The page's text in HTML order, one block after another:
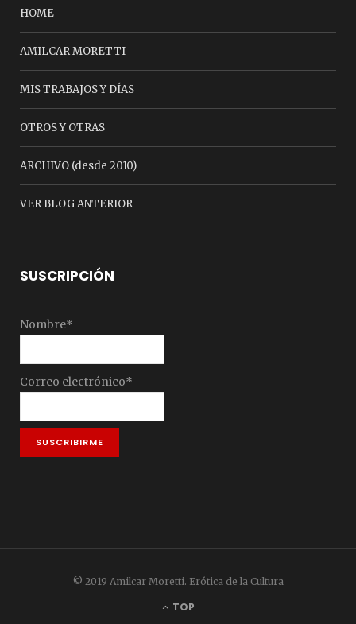
HOME
AMILCAR MORETTI
MIS TRABAJOS Y DÍAS
OTROS Y OTRAS
ARCHIVO (desde 2010)
VER BLOG ANTERIOR
SUSCRIPCIÓN
Nombre*
Correo electrónico*
© 2019 Amilcar Moretti. Erótica de la Cultura
TOP